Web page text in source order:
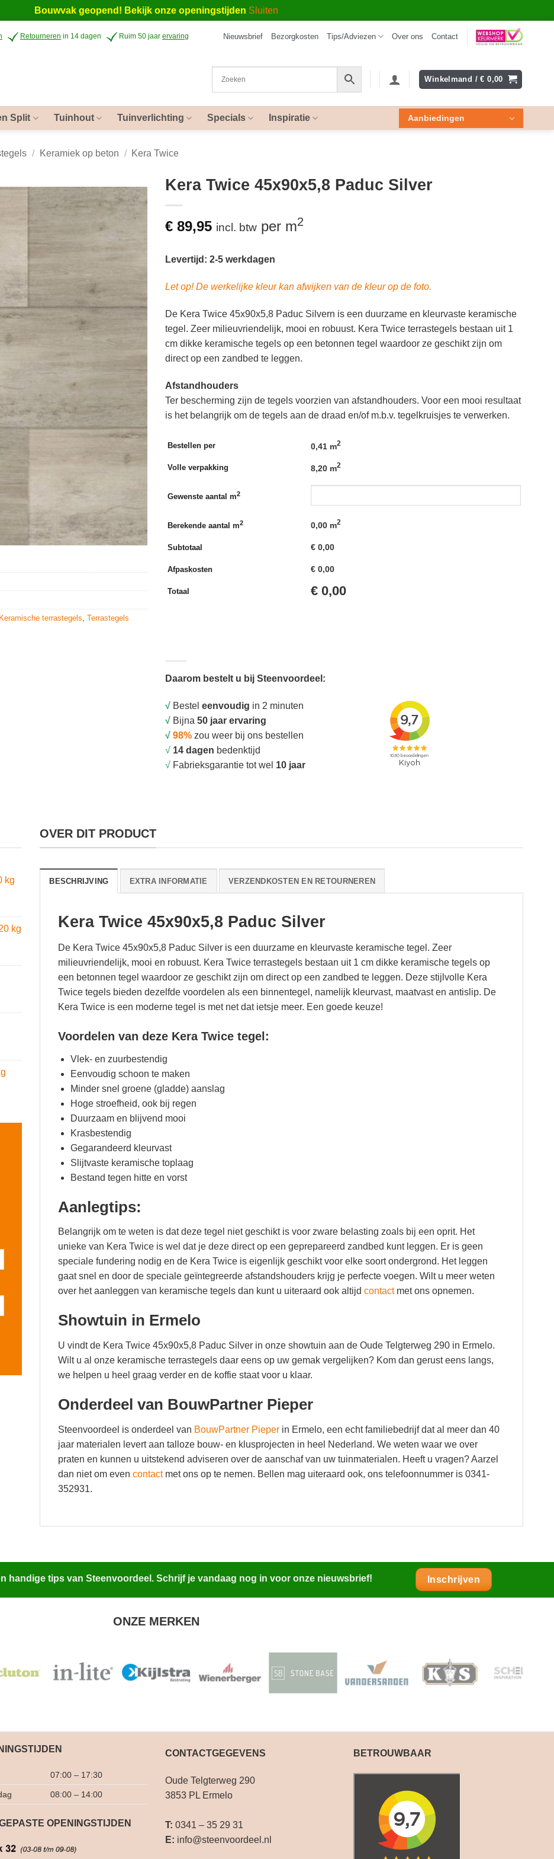
Bouwvak geopend! Bekijk onze openingstijden Sluiten
Retourneren in 14 dagen Ruim 50 jaar ervaring Nieuwsbrief Bezorgkosten Tips/Adviezen Over ons Contact
Winkelmand /€ 0,00
Split Tuinhout Tuinverlichting Specials Inspiratie Aanbiedingen
/ Keramiek op beton / Kera Twice
Keramische terrastegels Terrastegels
Kera Twice 45x90x5,8 Paduc Silver
€ 89,95 incl. btw per m2
Levertijd: 2-5 werkdagen
Let op! De werkelijke kleur kan afwijken van de kleur op de foto.
De Kera Twice 45x90x5,8 Paduc Silvern is een duurzame en kleurvaste keramische
tegel. Zeer milieuvriendelijk, mooi en robuust. Kera Twice terrastegels bestaan uit 1
cm dikke keramische tegels op een betonnen tegel waardoor ze geschikt zijn om
direct op een zandbed te leggen.
Afstandhouders
Ter bescherming zijn de tegels voorzien van afstandhouders. Voor een mooi resultaat
is het belangrijk om de tegels aan de draad en/of m.b.v. tegelkruisjes te verwerken.
Bestellen per 0,41 m2
Volle verpakking 8,20 m2
Gewenste aantal m2
Berekende aantal m2 0,00 m2
Subtotaal €0,00
Afpaskosten €0,00
Totaal € 0,00
Daarom bestelt u bij Steenvoordeel:
√ Bestel eenvoudig in 2 minuten
√ Bijna 50 jaar ervaring
√ 98% zou weer bij ons bestellen
√ 14 dagen bedenktijd
√ Fabrieksgarantie tot wel 10 jaar
kg
kg
OVER DIT PRODUCT
BESCHRIJVING EXTRA INFORMATIE VERZENDKOSTEN EN RETOURNEREN
Kera Twice 45x90x5,8 Paduc Silver
De Kera Twice 45x90x5,8 Paduc Silver is een duurzame en kleurvaste keramische tegel. Zeer
milieuvriendelijk, mooi en robuust. Kera Twice terrastegels bestaan uit 1 cm dikke keramische tegels op
een betonnen tegel waardoor ze geschikt zijn om direct op een zandbed te leggen. Deze stijlvolle Kera
Twice tegels bieden dezelfde voordelen als een binnentegel, namelijk kleurvast, maatvast en antislip. De
Kera Twice is een moderne tegel is met net dat ietsje meer. Een goede keuze!
Voordelen van deze Kera Twice tegel:
Vlek- en zuurbestendig
Eenvoudig schoon te maken
Minder snel groene (gladde) aanslag
Hoge stroefheid, ook bij regen
Duurzaam en blijvend mooi
Krasbestendig
Gegarandeerd kleurvast
Slijtvaste keramische toplaag
Bestand tegen hitte en vorst
Aanlegtips:
Belangrijk om te weten is dat deze tegel niet geschikt is voor zware belasting zoals bij een oprit. Het
unieke van Kera Twice is wel dat je deze direct op een geprepareerd zandbed kunt leggen. Er is geen
speciale fundering nodig en de Kera Twice is eigenlijk geschikt voor elke soort ondergrond. Het leggen
gaat snel en door de speciale geïntegreerde afstandshouders krijg je perfecte voegen. Wilt u meer weten
over het aanleggen van keramische tegels dan kunt u uiteraard ook altijdcontactmet ons opnemen.
Showtuin in Ermelo
U vindt de Kera Twice 45x90x5,8 Paduc Silver in onze showtuin aan de Oude Telgterweg 290 in Ermelo.
Wilt u al onze keramische terrastegels daar eens op uw gemak vergelijken? Kom dan gerust eens langs,
we helpen u heel graag verder en de koffie staat voor u klaar.
Onderdeel van BouwPartner Pieper
Steenvoordeel is onderdeel van BouwPartner Pieper in Ermelo, een echt familiebedrijf dat al meer dan 40
jaar materialen levert aan talloze bouw- en klusprojecten in heel Nederland. We weten waar we over
praten en kunnen u uitstekend adviseren over de aanschaf van uw tuinmaterialen. Heeft u vragen? Aarzel
dan niet om evencontactmet ons op te nemen. Bellen mag uiteraard ook, ons telefoonnummer is 0341-
352931.
handige tips van Steenvoordeel. Schrijf je vandaag nog in voor onze nieuwsbrief! Inschrijven
ONZE MERKEN
07:00 – 17:30
08:00 – 14:00
OPENINGSTIJDEN
CONTACTGEGEVENS
Oude Telgterweg 290
3853 PL Ermelo
T: 0341 – 35 29 31
E: info@steenvoordeel.nl
BETROUWBAAR